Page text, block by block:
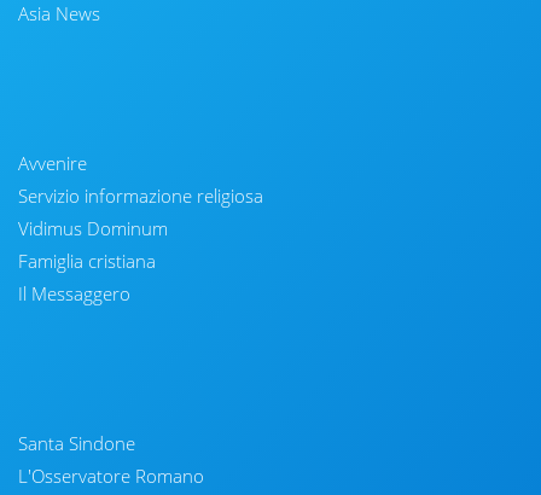
Asia News
Avvenire
Servizio informazione religiosa
Vidimus Dominum
Famiglia cristiana
Il Messaggero
Santa Sindone
L'Osservatore Romano